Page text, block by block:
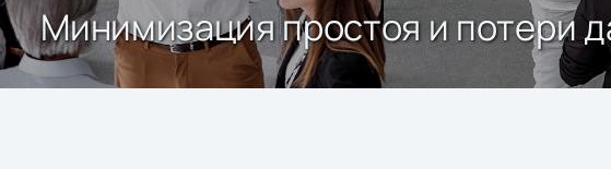
Минимизация простоя и потери